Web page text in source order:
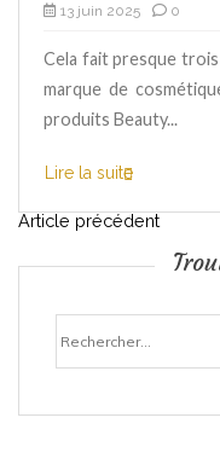
13 juin 2025 0
Cela fait presque trois
marque de
produits Beauty...
Lire la suite
N
i
Article précédent
Rechercher :